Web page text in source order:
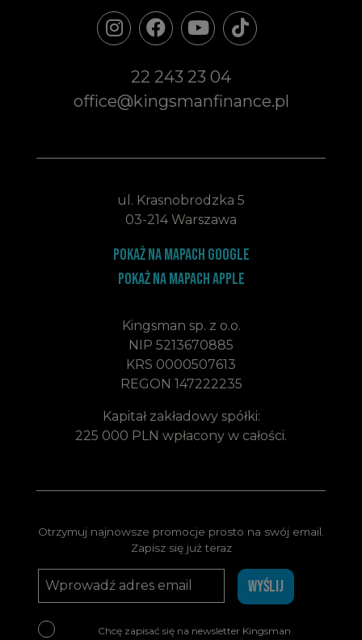
22 243 23 04
office@kingsmanfinance.pl
ul. Krasnobrodzka 5
03-214 Warszawa
Pokaż na mapach google
Pokaż na mapach apple
Kingsman sp. z o.o.
NIP 5213670885
KRS 0000507613
REGON 147222235
Kapitał zakładowy spółki:
225 000 PLN wpłacony w całości.
Otrzymuj najnowsze promocje prosto na swój email.
Zapisz się już teraz
WYŚLIJ
Chcę zapisać się na newsletter Kingsman